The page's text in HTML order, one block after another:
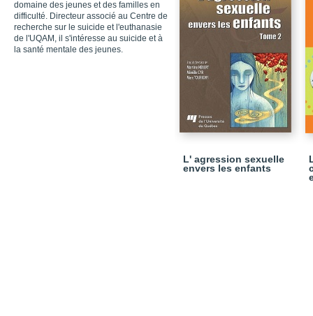
domaine des jeunes et des familles en
difficulté. Directeur associé au Centre de
recherche sur le suicide et l'euthanasie
de l'UQAM, il s'intéresse au suicide et à
la santé mentale des jeunes.
L' agression sexuelle
envers les enfants